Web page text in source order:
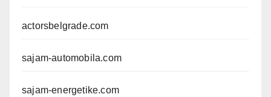
actorsbelgrade.com
sajam-automobila.com
sajam-energetike.com